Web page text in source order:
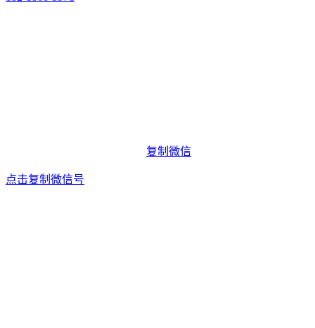
复制微信
点击复制微信号